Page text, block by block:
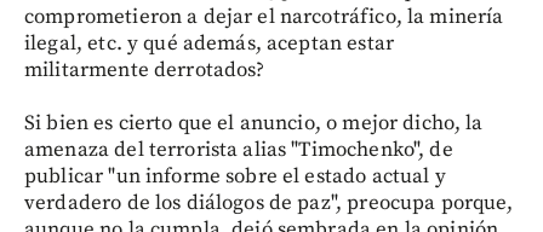
comprometieron a dejar el narcotráfico, la minería
ilegal, etc. y qué además, aceptan estar
militarmente derrotados?
Si bien es cierto que el anuncio, o mejor dicho, la
amenaza del terrorista alias "Timochenko", de
publicar "un informe sobre el estado actual y
verdadero de los diálogos de paz", preocupa porque,